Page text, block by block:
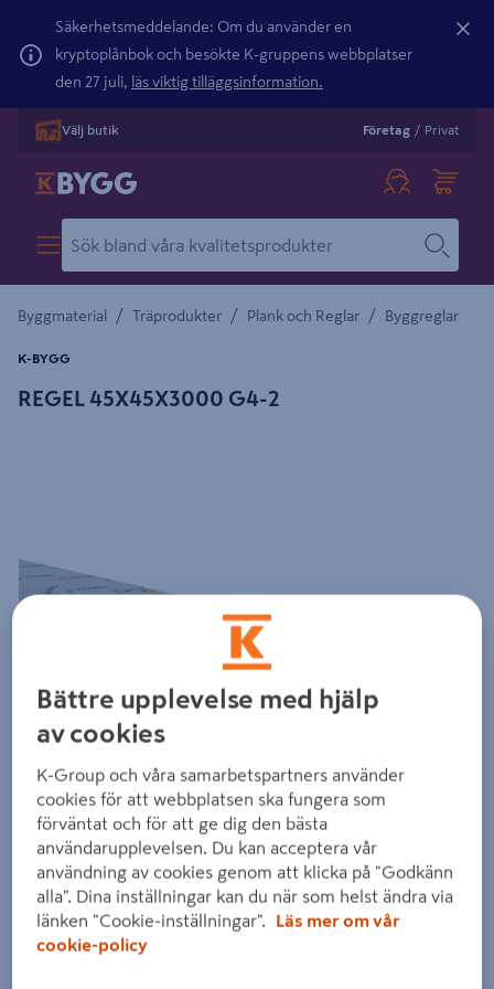
Säkerhetsmeddelande: Om du använder en
kryptoplånbok och besökte K-gruppens webbplatser
den 27 juli, läs viktig tilläggsinformation.
Välj butik Företag / Privat
Byggmaterial / Träprodukter / Plank och Reglar / Byggreglar
REGEL 45X45X3000 G4-2
K-BYGG
Bättre upplevelse med hjälp
av cookies
K-Group och våra samarbetspartners använder
cookies för att webbplatsen ska fungera som
förväntat och för att ge dig den bästa
användarupplevelsen. Du kan acceptera vår
användning av cookies genom att klicka på "Godkänn
alla". Dina inställningar kan du när som helst ändra via
länken "Cookie-inställningar".
Läs mer om vår
cookie-policy